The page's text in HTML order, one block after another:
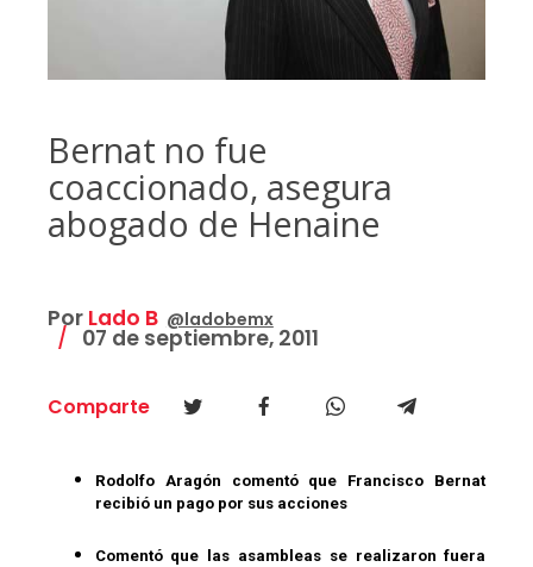
Bernat no fue
coaccionado, asegura
abogado de Henaine
Por Lado B @ladobemx
07 de septiembre, 2011
Comparte
Rodolfo Aragón comentó que Francisco Bernat
recibió un pago por sus acciones
Comentó que las asambleas se realizaron fuera